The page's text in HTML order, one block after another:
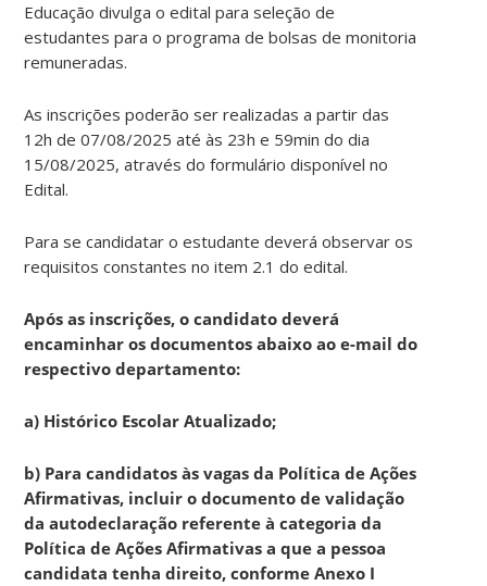
Educação divulga o edital para seleção de
estudantes para o programa de bolsas de monitoria
remuneradas.
As inscrições poderão ser realizadas a partir das
12h de 07/08/2025 até às 23h e 59min do dia
15/08/2025, através do formulário disponível no
Edital.
Para se candidatar o estudante deverá observar os
requisitos constantes no item 2.1 do edital.
Após as inscrições, o candidato deverá
encaminhar os documentos abaixo ao e-mail do
respectivo departamento:
a) Histórico Escolar Atualizado;
b) Para candidatos às vagas da Política de Ações
Afirmativas, incluir o documento de validação
da autodeclaração referente à categoria da
Política de Ações Afirmativas a que a pessoa
candidata tenha direito, conforme Anexo I